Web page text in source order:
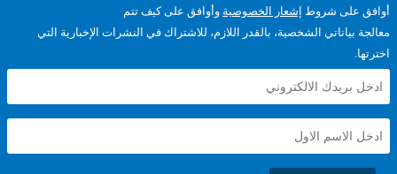
شروطإشعار الخصوصيةوأوافق على كيف تتم
الشخصية، بالقدر اللازم، للاشتراك في النشرات الإخبارية التي